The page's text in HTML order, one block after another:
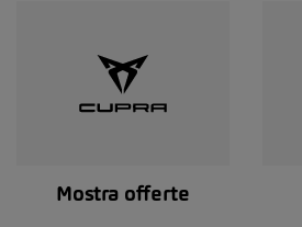
Mostra offerte